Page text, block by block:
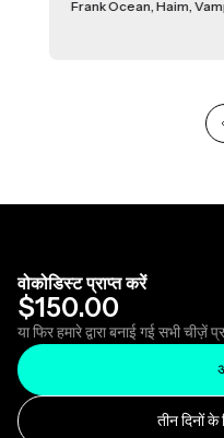
Frank Ocean, Haim,
वोकोडिस्ट प्राप्त करें
$150.00
या फिर हमारे द्वारा बनाई गई सभी चीज़ें
तीन दिनों